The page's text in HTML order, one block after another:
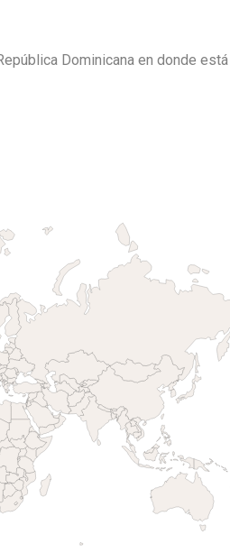
Dominicana en donde